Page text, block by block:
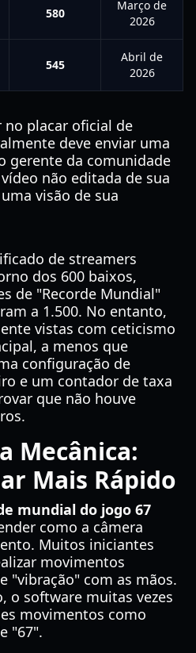
580
Março de
2026
545
Abril de
2026
no placar oficial de
deve enviar uma
gerente da comunidade
não editada de sua
visão de sua
de streamers
dos 600 baixos,
de "Recorde Mundial"
a 1.500. No entanto,
vistas com ceticismo
a menos que
configuração de
e um contador de taxa
que não houve
Mecânica:
Mais Rápido
mundial do jogo 67
como a câmera
Muitos iniciantes
movimentos
"vibração" com as mãos.
o software muitas vezes
movimentos como
"67".